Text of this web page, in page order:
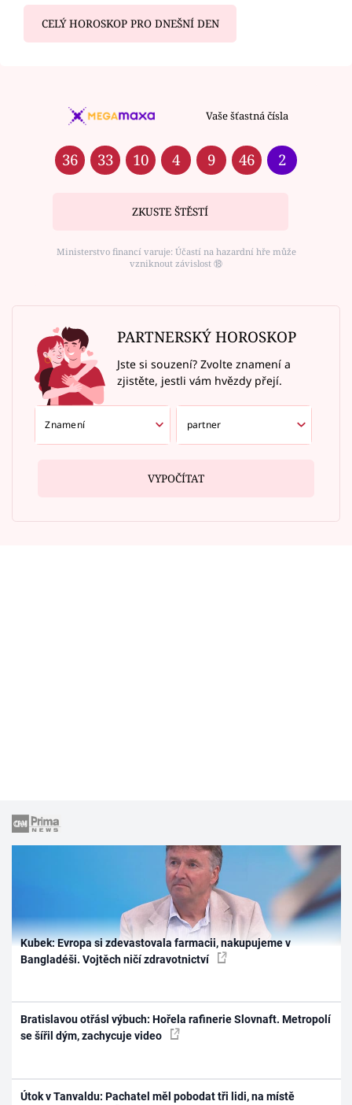
CELÝ HOROSKOP PRO DNEŠNÍ DEN
Vaše šťastná čísla
36 33 10 4 9 46 2
ZKUSTE ŠTĚSTÍ
Ministerstvo financí varuje: Účastí na hazardní hře může
vzniknout závislost ⑱
PARTNERSKÝ HOROSKOP
Jste si souzení? Zvolte znamení a
zjistěte, jestli vám hvězdy přejí.
VYPOČÍTAT
Kubek: Evropa si zdevastovala farmacii, nakupujeme v
Bangladéši. Vojtěch ničí zdravotnictví
Bratislavou otřásl výbuch: Hořela rafinerie Slovnaft. Metropolí
se šířil dým, zachycuje video
Útok v Tanvaldu: Pachatel měl pobodat tři lidi, na místě